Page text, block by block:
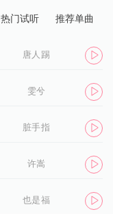
热门试听 推荐单曲
唐人踢
雯兮
脏手指
许嵩
也是福